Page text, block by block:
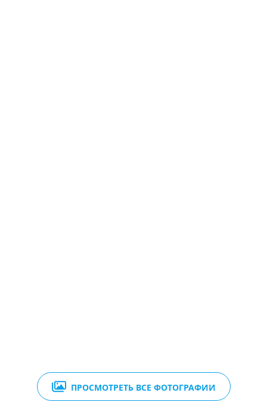
ПРОСМОТРЕТЬ ВСЕ ФОТОГРАФИИ